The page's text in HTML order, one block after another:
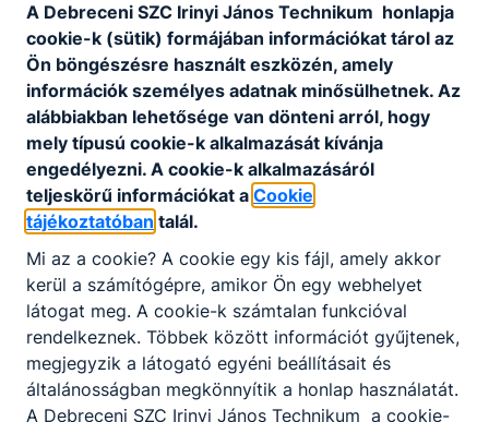
vásárlók igényeinek rohamos változásának. A
minőségi élelmiszert előállítók számára mindig
biztosított a megbecsülés és a biztos
munkahely.
Youtube
Ismerd meg jobban a
Közlekedés és
szállítmányozás ágazatot!
A Debreceni SZC Irinyi János Technikum honlapja
cookie-k (sütik) formájában információkat tárol az
Ön böngészésre használt eszközén, amely
információk személyes adatnak minősülhetnek. Az
alábbiakban lehetősége van dönteni arról, hogy
mely típusú cookie-k alkalmazását kívánja
engedélyezni. A cookie-k alkalmazásáról
teljeskörű információkat a Cookie
tájékoztatóban talál.
Mi az a cookie? A cookie egy kis fájl, amely akkor
kerül a számítógépre, amikor Ön egy webhelyet
látogat meg. A cookie-k számtalan funkcióval
rendelkeznek. Többek között információt gyűjtenek,
megjegyzik a látogató egyéni beállításait és
általánosságban megkönnyítik a honlap használatát.
A Debreceni SZC Irinyi János Technikum a cookie-